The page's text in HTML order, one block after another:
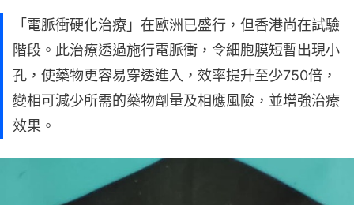
「電脈衝硬化治療」在歐洲已盛行，但香港尚在試驗
階段。此治療透過施行電脈衝，令細胞膜短暫出現小
孔，使藥物更容易穿透進入，效率提升至少750倍，
變相可減少所需的藥物劑量及相應風險，並增強治療
效果。